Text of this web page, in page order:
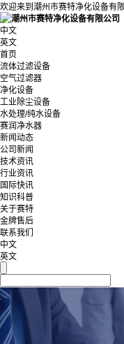
欢迎来到潮州市赛特净化设备有
中文
英文
首页
流体过滤设备
空气过滤器
净化设备
工业除尘设备
水处理/纯水设备
赛润净水器
新闻动态
公司新闻
技术资讯
行业资讯
国际快讯
知识科普
关于赛特
金牌售后
联系我们
中文
英文